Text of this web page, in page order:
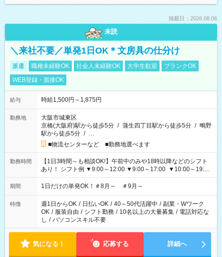
掲載日：2026.08.06
未読
＼来社不要／単発1日OK＊文房具の仕分け
派遣 職種未経験OK 社会人未経験OK 大学生歓迎
ブランクOK
WEB登録・面接OK
給与 時給1,500円～1,875円
勤務地
大阪市城東区
京橋(大阪府)駅から徒歩5分 / 蒲生四丁目駅から徒歩5分 / 鴫野
駅から徒歩5分 / …
■物流センターなど ■勤務地選べます
勤務時間
【1日3時間～も相談OK!】午前中のみや18時以降などのシフト
あり！ シフト例 ▼9:00～12:00 ▼9:00～17:00 ▼10:00～19:00
▼18:00～21:00
期間 1日だけの単発OK！＃8月～ ＃9月～
特徴 週1日からOK / 日払いOK / 40～50代活躍中 / 副業・Wワーク
OK / 服装自由 / シフト勤務 / 10名以上の大量募集 / 電話対応な
し / パソコンスキル不要
気になる！ 応募する 詳細へ